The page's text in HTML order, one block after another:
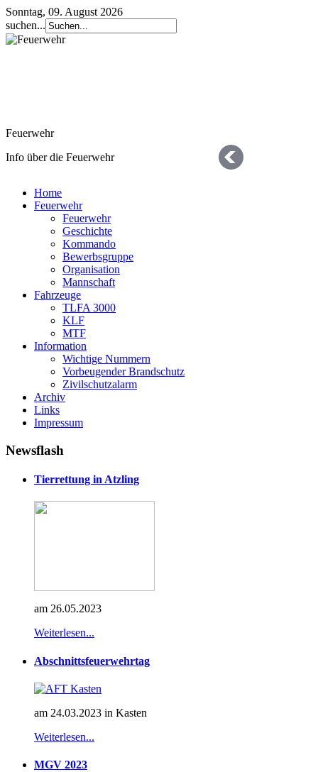
Sonntag, 09. August 2026
suchen...
Feuerwehr
Info über die Feuerwehr
Geschichte
die letzten 125 Jahre
Home
Feuerwehr
Feuerwehr
Geschichte
Kommando
Bewerbsgruppe
Organisation
Mannschaft
Fahrzeuge
TLFA 3000
KLF
MTF
Information
Wichtige Nummern
Vorbeugender Brandschutz
Zivilschutzalarm
Archiv
Links
Impressum
Newsflash
Tierrettung in Atzling
am 26.05.2023
Weiterlesen...
Abschnittsfeuerwehrtag
am 24.03.2023 in Kasten
Weiterlesen...
MGV 2023